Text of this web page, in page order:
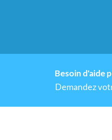
Besoin d'aide
Demandez